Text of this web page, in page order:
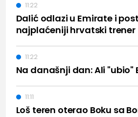
Dalić odlazi u Emirate i
najplaćeniji hrvatski trener
11:22
Na današnji dan: Ali "ubio"
11:22
Loš teren oterao Boku sa
11:11